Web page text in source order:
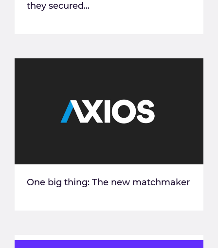
they secured...
One big thing: The new matchmaker